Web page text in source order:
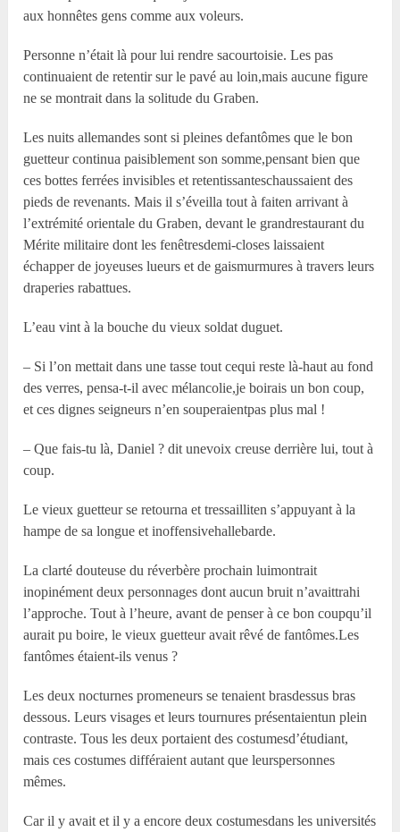
aux honnêtes gens comme aux voleurs.
Personne n’était là pour lui rendre sacourtoisie. Les pas
continuaient de retentir sur le pavé au loin,mais aucune figure
ne se montrait dans la solitude du Graben.
Les nuits allemandes sont si pleines defantômes que le bon
guetteur continua paisiblement son somme,pensant bien que
ces bottes ferrées invisibles et retentissanteschaussaient des
pieds de revenants. Mais il s’éveilla tout à faiten arrivant à
l’extrémité orientale du Graben, devant le grandrestaurant du
Mérite militaire dont les fenêtresdemi-closes laissaient
échapper de joyeuses lueurs et de gaismurmures à travers leurs
draperies rabattues.
L’eau vint à la bouche du vieux soldat duguet.
– Si l’on mettait dans une tasse tout cequi reste là-haut au fond
des verres, pensa-t-il avec mélancolie,je boirais un bon coup,
et ces dignes seigneurs n’en souperaientpas plus mal !
– Que fais-tu là, Daniel ? dit unevoix creuse derrière lui, tout à
coup.
Le vieux guetteur se retourna et tressailliten s’appuyant à la
hampe de sa longue et inoffensivehallebarde.
La clarté douteuse du réverbère prochain luimontrait
inopinément deux personnages dont aucun bruit n’avaittrahi
l’approche. Tout à l’heure, avant de penser à ce bon coupqu’il
aurait pu boire, le vieux guetteur avait rêvé de fantômes.Les
fantômes étaient-ils venus ?
Les deux nocturnes promeneurs se tenaient brasdessus bras
dessous. Leurs visages et leurs tournures présentaientun plein
contraste. Tous les deux portaient des costumesd’étudiant,
mais ces costumes différaient autant que leurspersonnes
mêmes.
Car il y avait et il y a encore deux costumesdans les universités